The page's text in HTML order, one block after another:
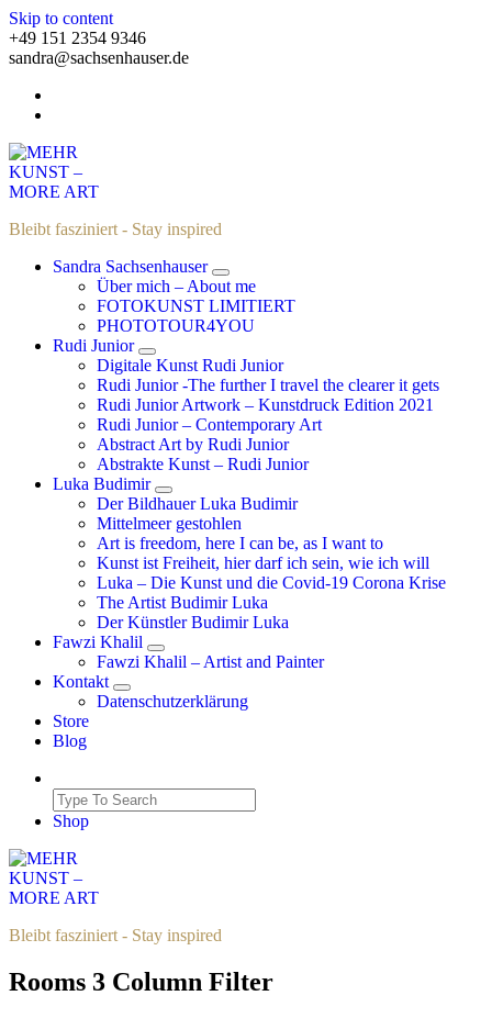
Skip to content
+49 151 2354 9346
sandra@sachsenhauser.de
Bleibt fasziniert - Stay inspired
Sandra Sachsenhauser
Über mich – About me
FOTOKUNST LIMITIERT
PHOTOTOUR4YOU
Rudi Junior
Digitale Kunst Rudi Junior
Rudi Junior -The further I travel the clearer it gets
Rudi Junior Artwork – Kunstdruck Edition 2021
Rudi Junior – Contemporary Art
Abstract Art by Rudi Junior
Abstrakte Kunst – Rudi Junior
Luka Budimir
Der Bildhauer Luka Budimir
Mittelmeer gestohlen
Art is freedom, here I can be, as I want to
Kunst ist Freiheit, hier darf ich sein, wie ich will
Luka – Die Kunst und die Covid-19 Corona Krise
The Artist Budimir Luka
Der Künstler Budimir Luka
Fawzi Khalil
Fawzi Khalil – Artist and Painter
Kontakt
Datenschutzerklärung
Store
Blog
Shop
Bleibt fasziniert - Stay inspired
Rooms 3 Column Filter